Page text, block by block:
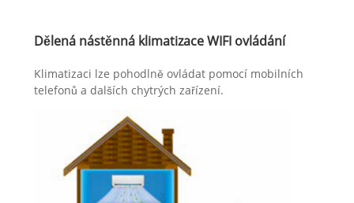
Dělená nástěnná klimatizace WIFI ovládání
Klimatizaci lze pohodlně ovládat pomocí mobilních
telefonů a dalších chytrých zařízení.